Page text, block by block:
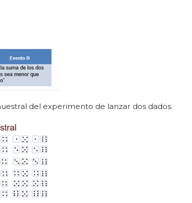
del experimento de lanzar dos dados.